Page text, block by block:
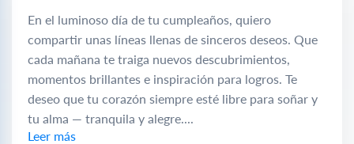
En el luminoso día de tu cumpleaños, quiero
compartir unas líneas llenas de sinceros deseos. Que
cada mañana te traiga nuevos descubrimientos,
momentos brillantes e inspiración para logros. Te
deseo que tu corazón siempre esté libre para soñar y
tu alma — tranquila y alegre....
Leer más